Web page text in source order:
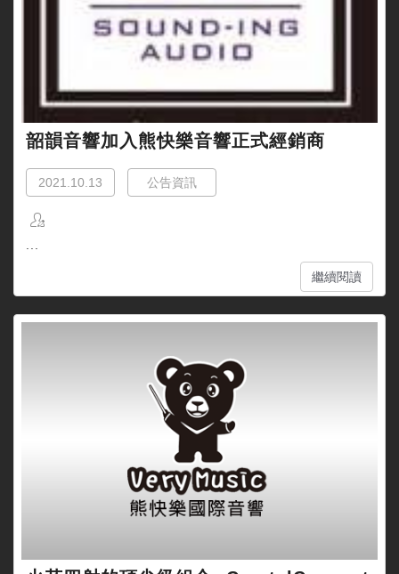
韶韻音響加入熊快樂音響正式經銷商
2021.10.13 公告資訊
繼續閱讀